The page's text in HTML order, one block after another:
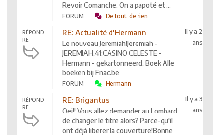
Revoir Comanche. On a papoté et ...
FORUM De tout, de rien
RÉPOND
RE
RE: Actualité d'Hermann
Le nouveau Jeremiah!Jeremiah -
JEREMIAH,41:CASINO CELESTE -
Hermann - gekartonneerd, Boek Alle
boeken bij Fnac.be
Il y a 2
ans
FORUM Hermann
RÉPOND
RE
RE: Brigantus
Oei!! Vous allez demander au Lombard
de changer le titre alors? Parce-qu'il
ont déjà liberer la couverture!Bonne
Il y a 3
ans